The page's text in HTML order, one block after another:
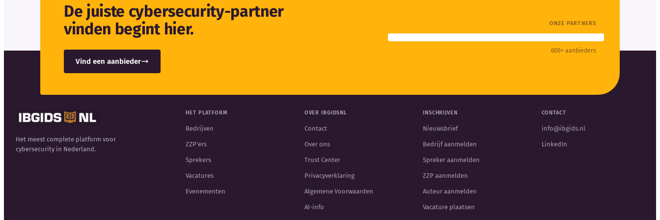
De juiste cybersecurity-partner
vinden begint hier.
Vind een aanbieder
ONZE PARTNERS
600+ aanbieders
Het meest complete platform voor
cybersecurity in Nederland.
HET PLATFORM
Bedrijven
ZZP'ers
Sprekers
Vacatures
Evenementen
OVER IBGIDSNL
Contact
Over ons
Trust Center
Privacyverklaring
Algemene Voorwaarden
AI-info
INSCHRIJVEN
Nieuwsbrief
Bedrijf aanmelden
Spreker aanmelden
ZZP aanmelden
Auteur aanmelden
Vacature plaatsen
CONTACT
info@ibgids.nl
LinkedIn